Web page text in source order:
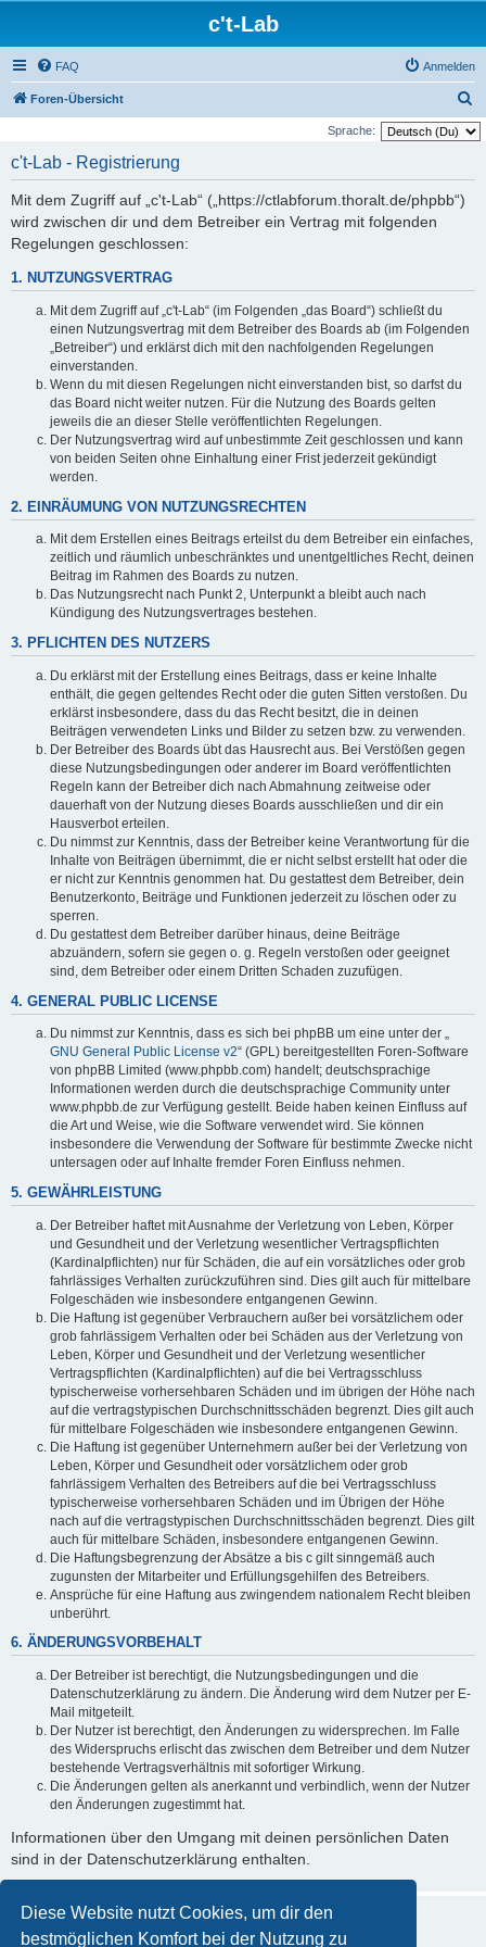
Diese Website nutzt Cookies, um dir den
bestmöglichen Komfort bei der Nutzung zu
c't-Lab
FAQ Anmelden
Foren-Übersicht
u
Sprache:
c't-Lab - Registrierung
Mit dem Zugriff auf „c't-Lab“ („https://ctlabforum.thoralt.de/phpbb“)
wird zwischen dir und dem Betreiber ein Vertrag mit folgenden
Regelungen geschlossen:
1. NUTZUNGSVERTRAG
Mit dem Zugriff auf „c't-Lab“ (im Folgenden „das Board“) schließt du
einen Nutzungsvertrag mit dem Betreiber des Boards ab (im Folgenden
„Betreiber“) und erklärst dich mit den nachfolgenden Regelungen
einverstanden.
Wenn du mit diesen Regelungen nicht einverstanden bist, so darfst du
das Board nicht weiter nutzen. Für die Nutzung des Boards gelten
jeweils die an dieser Stelle veröffentlichten Regelungen.
Der Nutzungsvertrag wird auf unbestimmte Zeit geschlossen und kann
von beiden Seiten ohne Einhaltung einer Frist jederzeit gekündigt
werden.
2. EINRÄUMUNG VON NUTZUNGSRECHTEN
Mit dem Erstellen eines Beitrags erteilst du dem Betreiber ein einfaches,
zeitlich und räumlich unbeschränktes und unentgeltliches Recht, deinen
Beitrag im Rahmen des Boards zu nutzen.
Das Nutzungsrecht nach Punkt 2, Unterpunkt a bleibt auch nach
Kündigung des Nutzungsvertrages bestehen.
3. PFLICHTEN DES NUTZERS
Du erklärst mit der Erstellung eines Beitrags, dass er keine Inhalte
enthält, die gegen geltendes Recht oder die guten Sitten verstoßen. Du
erklärst insbesondere, dass du das Recht besitzt, die in deinen
Beiträgen verwendeten Links und Bilder zu setzen bzw. zu verwenden.
Der Betreiber des Boards übt das Hausrecht aus. Bei Verstößen gegen
diese Nutzungsbedingungen oder anderer im Board veröffentlichten
Regeln kann der Betreiber dich nach Abmahnung zeitweise oder
dauerhaft von der Nutzung dieses Boards ausschließen und dir ein
Hausverbot erteilen.
Du nimmst zur Kenntnis, dass der Betreiber keine Verantwortung für die
Inhalte von Beiträgen übernimmt, die er nicht selbst erstellt hat oder die
er nicht zur Kenntnis genommen hat. Du gestattest dem Betreiber, dein
Benutzerkonto, Beiträge und Funktionen jederzeit zu löschen oder zu
sperren.
Du gestattest dem Betreiber darüber hinaus, deine Beiträge
abzuändern, sofern sie gegen o. g. Regeln verstoßen oder geeignet
sind, dem Betreiber oder einem Dritten Schaden zuzufügen.
4. GENERAL PUBLIC LICENSE
Du nimmst zur Kenntnis, dass es sich bei phpBB um eine unter der „
GNU General Public License v2“ (GPL) bereitgestellten Foren-Software
von phpBB Limited (www.phpbb.com) handelt; deutschsprachige
Informationen werden durch die deutschsprachige Community unter
www.phpbb.de zur Verfügung gestellt. Beide haben keinen Einfluss auf
die Art und Weise, wie die Software verwendet wird. Sie können
insbesondere die Verwendung der Software für bestimmte Zwecke nicht
untersagen oder auf Inhalte fremder Foren Einfluss nehmen.
5. GEWÄHRLEISTUNG
Der Betreiber haftet mit Ausnahme der Verletzung von Leben, Körper
und Gesundheit und der Verletzung wesentlicher Vertragspflichten
(Kardinalpflichten) nur für Schäden, die auf ein vorsätzliches oder grob
fahrlässiges Verhalten zurückzuführen sind. Dies gilt auch für mittelbare
Folgeschäden wie insbesondere entgangenen Gewinn.
Die Haftung ist gegenüber Verbrauchern außer bei vorsätzlichem oder
grob fahrlässigem Verhalten oder bei Schäden aus der Verletzung von
Leben, Körper und Gesundheit und der Verletzung wesentlicher
Vertragspflichten (Kardinalpflichten) auf die bei Vertragsschluss
typischerweise vorhersehbaren Schäden und im übrigen der Höhe nach
auf die vertragstypischen Durchschnittsschäden begrenzt. Dies gilt auch
für mittelbare Folgeschäden wie insbesondere entgangenen Gewinn.
Die Haftung ist gegenüber Unternehmern außer bei der Verletzung von
Leben, Körper und Gesundheit oder vorsätzlichem oder grob
fahrlässigem Verhalten des Betreibers auf die bei Vertragsschluss
typischerweise vorhersehbaren Schäden und im Übrigen der Höhe
nach auf die vertragstypischen Durchschnittsschäden begrenzt. Dies gilt
auch für mittelbare Schäden, insbesondere entgangenen Gewinn.
Die Haftungsbegrenzung der Absätze a bis c gilt sinngemäß auch
zugunsten der Mitarbeiter und Erfüllungsgehilfen des Betreibers.
Ansprüche für eine Haftung aus zwingendem nationalem Recht bleiben
unberührt.
6. ÄNDERUNGSVORBEHALT
Der Betreiber ist berechtigt, die Nutzungsbedingungen und die
Datenschutzerklärung zu ändern. Die Änderung wird dem Nutzer per E-
Mail mitgeteilt.
Der Nutzer ist berechtigt, den Änderungen zu widersprechen. Im Falle
des Widerspruchs erlischt das zwischen dem Betreiber und dem Nutzer
bestehende Vertragsverhältnis mit sofortiger Wirkung.
Die Änderungen gelten als anerkannt und verbindlich, wenn der Nutzer
den Änderungen zugestimmt hat.
Informationen über den Umgang mit deinen persönlichen Daten
sind in der Datenschutzerklärung enthalten.